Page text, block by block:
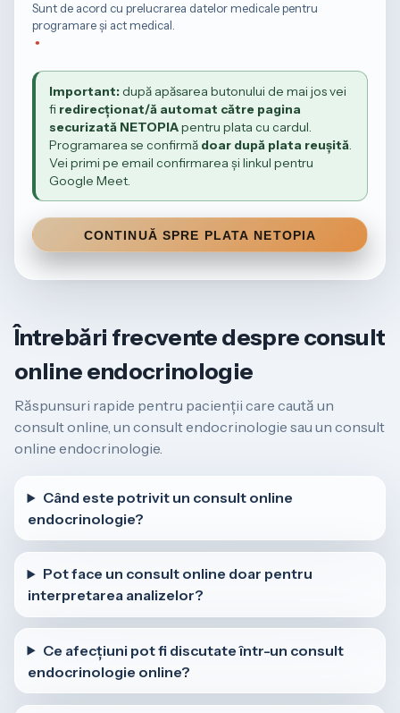
Sunt de acord cu prelucrarea datelor medicale pentru
programare și act medical.
Important:după apăsarea butonului de mai jos vei
fi redirecționat/ă automat către pagina
securizată NETOPIApentru plata cu cardul.
Programarea se confirmă doar după plata reușită
Vei primi pe email confirmarea și linkul pentru
Google Meet.
CONTINUĂ SPRE PLATA NETOPIA
Întrebări frecvente despre consult
online endocrinologie
Răspunsuri rapide pentru pacienții care caută un
consult online, un consult endocrinologie sau un consult
online endocrinologie.
Când este potrivit un consult online
endocrinologie?
Pot face un consult online doar pentru
interpretarea analizelor?
Ce afecțiuni pot fi discutate într-un consult
endocrinologie online?